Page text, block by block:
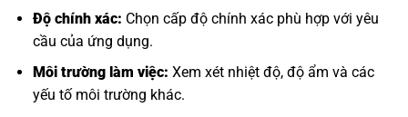
Độ chính xác: Chọn cấp độ chính xác phù hợp với yêu
cầu của ứng dụng.
Môi trường làm việc: Xem xét nhiệt độ, độ ẩm và các
yếu tố môi trường khác.